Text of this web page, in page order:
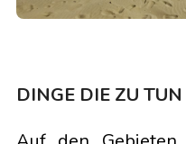
DINGE DIE ZU